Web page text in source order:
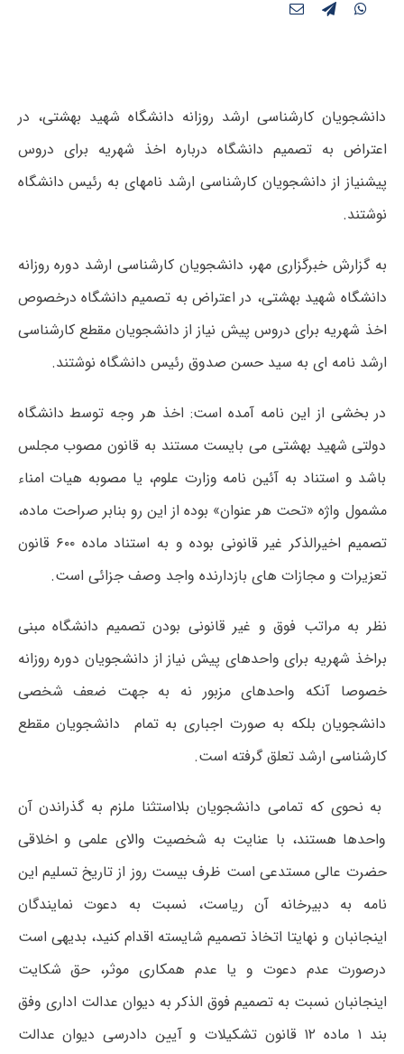
دانشجویان کارشناسی ارشد روزانه دانشگاه شهید بهشتی، در
اعتراض به تصمیم دانشگاه درباره اخذ شهریه برای دروس
پیش‎نیاز از دانشجویان کارشناسی ارشد نامه‎ای به رئیس دانشگاه
نوشتند.
به گزارش خبرگزاری مهر، دانشجویان کارشناسی ارشد دوره روزانه
دانشگاه شهید بهشتی، در اعتراض به تصمیم دانشگاه درخصوص
اخذ شهریه برای دروس پیش نیاز از دانشجویان مقطع کارشناسی
ارشد نامه ای به سید حسن صدوق رئیس دانشگاه نوشتند.
در بخشی از این نامه آمده است: اخذ هر وجه توسط دانشگاه
دولتی شهید بهشتی می بایست مستند به قانون مصوب مجلس
باشد و استناد به آئین نامه وزارت علوم، یا مصوبه هیات امناء
مشمول واژه «تحت هر عنوان» بوده از این رو بنابر صراحت ماده،
تصمیم اخیرالذکر غیر قانونی بوده و به استناد ماده ۶۰۰ قانون
تعزیرات و مجازات های بازدارنده واجد وصف جزائی است.
نظر به مراتب فوق و غیر قانونی بودن تصمیم دانشگاه مبنی
براخذ شهریه برای واحدهای پیش نیاز از دانشجویان دوره روزانه
خصوصا آنکه واحدهای مزبور نه به جهت ضعف شخصی
دانشجویان بلکه به صورت اجباری به تمام دانشجویان مقطع
کارشناسی ارشد تعلق گرفته است.
به نحوی که تمامی دانشجویان بلااستثنا ملزم به گذراندن آن
واحدها هستند، با عنایت به شخصیت والای علمی و اخلاقی
حضرت عالی مستدعی است ظرف بیست روز از تاریخ تسلیم این
نامه به دبیرخانه آن ریاست، نسبت به دعوت نمایندگان
اینجانبان و نهایتا اتخاذ تصمیم شایسته اقدام کنید، بدیهی است
درصورت عدم دعوت و یا عدم همکاری موثر، حق شکایت
اینجانبان نسبت به تصمیم فوق الذکر به دیوان عدالت اداری وفق
بند ۱ ماده ۱۲ قانون تشکیلات و آیین دادرسی دیوان عدالت